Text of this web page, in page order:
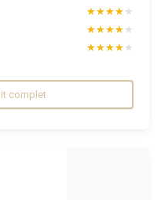
★★★★★
★★★★★
★★★★★
★★★★★
★★★★★
★★★★★
complet